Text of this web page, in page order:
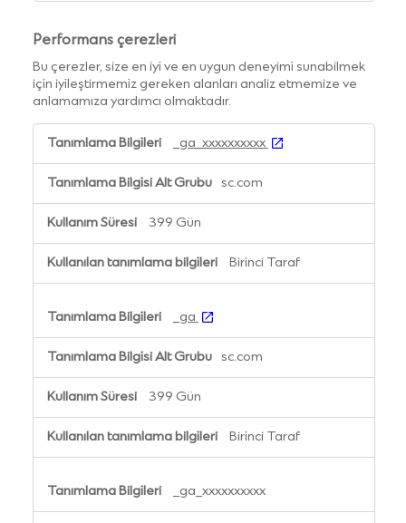
Performans çerezleri
Bu çerezler, size en iyi ve en uygun deneyimi sunabilmek
için iyileştirmemiz gereken alanları analiz etmemize ve
anlamamıza yardımcı olmaktadır.
Performans
çerezleri
_ga_xxxxxxxxxx
sc.com
399 Gün
Birinci Taraf
_ga
sc.com
399 Gün
Birinci Taraf
_ga_xxxxxxxxxx